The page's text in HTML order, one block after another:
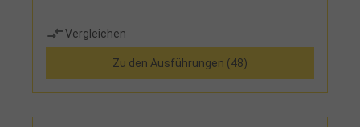
Vergleichen
Zu den Ausführungen (48)